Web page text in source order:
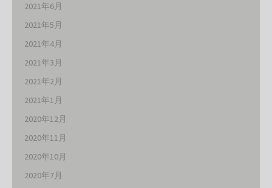
2021年6月
2021年5月
2021年4月
2021年3月
2021年2月
2021年1月
2020年12月
2020年11月
2020年10月
2020年7月